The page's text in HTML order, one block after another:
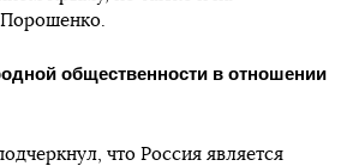
общественности в отношении
что Россия является